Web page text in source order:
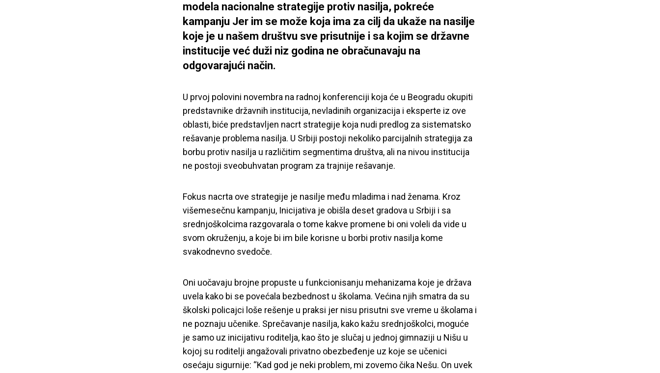
modela nacionalne strategije protiv nasilja, pokreće
kampanju Jer im se može koja ima za cilj da ukaže na nasilje
koje je u našem društvu sve prisutnije i sa kojim se državne
institucije već duži niz godina ne obračunavaju na
odgovarajući način.
U prvoj polovini novembra na radnoj konferenciji koja će u Beogradu okupiti
predstavnike državnih institucija, nevladinih organizacija i eksperte iz ove
oblasti, biće predstavljen nacrt strategije koja nudi predlog za sistematsko
rešavanje problema nasilja. U Srbiji postoji nekoliko parcijalnih strategija za
borbu protiv nasilja u različitim segmentima društva, ali na nivou institucija
ne postoji sveobuhvatan program za trajnije rešavanje.
Fokus nacrta ove strategije je nasilje među mladima i nad ženama. Kroz
višemesečnu kampanju, Inicijativa je obišla deset gradova u Srbiji i sa
srednjoškolcima razgovarala o tome kakve promene bi oni voleli da vide u
svom okruženju, a koje bi im bile korisne u borbi protiv nasilja kome
svakodnevno svedoče.
Oni uočavaju brojne propuste u funkcionisanju mehanizama koje je država
uvela kako bi se povećala bezbednost u školama. Većina njih smatra da su
školski policajci loše rešenje u praksi jer nisu prisutni sve vreme u školama i
ne poznaju učenike. Sprečavanje nasilja, kako kažu srednjoškolci, moguće
je samo uz inicijativu roditelja, kao što je slučaj u jednoj gimnaziji u Nišu u
kojoj su roditelji angažovali privatno obezbeđenje uz koje se učenici
osećaju sigurnije: “Kad god je neki problem, mi zovemo čika Nešu. On uvek